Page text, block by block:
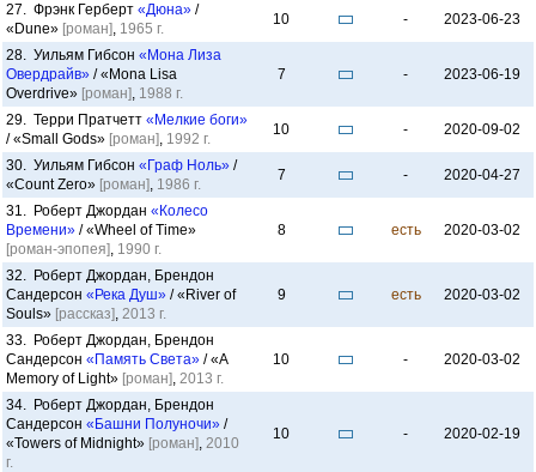
27. Фрэнк Герберт «Дюна» /
«Dune» [роман], 1965 г.
10 - 2023-06-23
28. Уильям Гибсон «Мона Лиза
Овердрайв» / «Mona Lisa
Overdrive» [роман], 1988 г.
7 - 2023-06-19
29. Терри Пратчетт «Мелкие боги»
/ «Small Gods» [роман], 1992 г.
10 - 2020-09-02
30. Уильям Гибсон «Граф Ноль» /
«Count Zero» [роман], 1986 г.
7 - 2020-04-27
31. Роберт Джордан «Колесо
Времени» / «Wheel of Time»
[роман-эпопея], 1990 г.
8 есть 2020-03-02
32. Роберт Джордан, Брендон
Сандерсон «Река Душ» / «River of
Souls» [рассказ], 2013 г.
9 есть 2020-03-02
33. Роберт Джордан, Брендон
Сандерсон «Память Света» / «A
Memory of Light» [роман], 2013 г.
10 - 2020-03-02
34. Роберт Джордан, Брендон
Сандерсон «Башни Полуночи» /
«Towers of Midnight» [роман], 2010
г.
10 - 2020-02-19